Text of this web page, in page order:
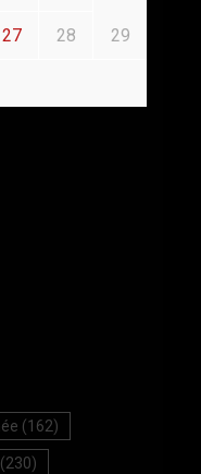
27 28 29
(162)
(230)